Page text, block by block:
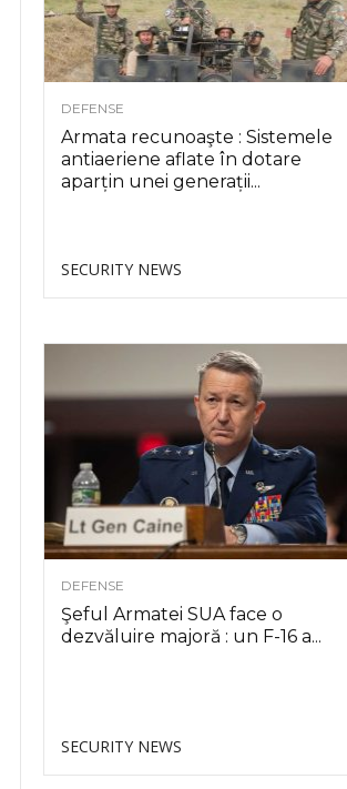
DEFENSE
Armata recunoaşte : Sistemele
antiaeriene aflate în dotare
aparțin unei generații...
SECURITY NEWS
DEFENSE
Şeful Armatei SUA face o
dezvăluire majoră : un F-16 a...
SECURITY NEWS